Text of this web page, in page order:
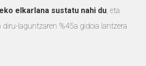
elkarlana sustatu nahi du, eta
laguntzaren %45a gidoia lantzera